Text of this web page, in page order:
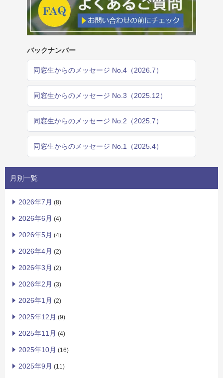
バックナンバー
同窓生からのメッセージ No.4（2026.7）
同窓生からのメッセージ No.3（2025.12）
同窓生からのメッセージ No.2（2025.7）
同窓生からのメッセージ No.1（2025.4）
月別一覧
2026年7月 (8)
2026年6月 (4)
2026年5月 (4)
2026年4月 (2)
2026年3月 (2)
2026年2月 (3)
2026年1月 (2)
2025年12月 (9)
2025年11月 (4)
2025年10月 (16)
2025年9月 (11)